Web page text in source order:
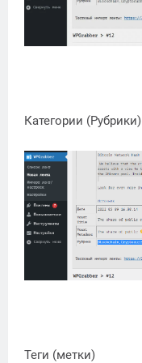
Категории (Рубрики)
Теги (метки)